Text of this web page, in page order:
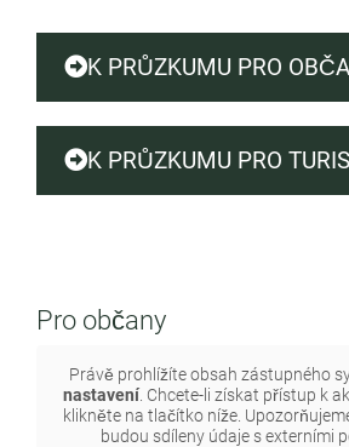
K PRŮZKUMU PRO
K PRŮZKUMU PRO
Pro občany
Právě prohlížíte obsah zástupného
nastavení. Chcete-li získat přístup k
klikněte na tlačítko níže.
budou sdíleny údaje s externími